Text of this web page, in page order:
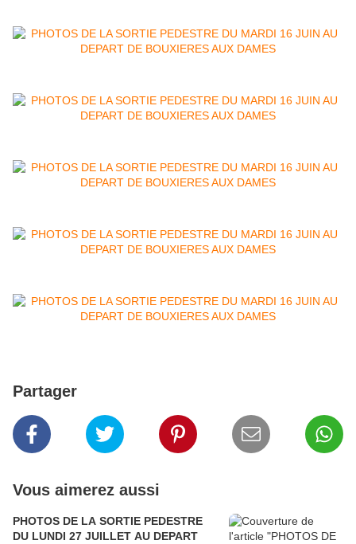
Partager
Vous aimerez aussi
PHOTOS DE LA SORTIE PEDESTRE
DU LUNDI 27 JUILLET AU DEPART